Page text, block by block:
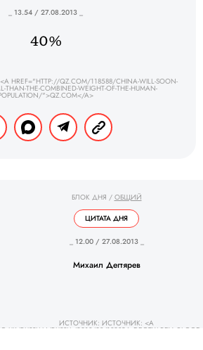
_ 13.54 / 27.08.2013 _
40%
QZ.COM/118588/CHINA-WILL-SOON-
THAN-THE-COMBINED-WEIGHT-OF-THE-HUMAN-
">QZ.COM</A>
БЛОК ДНЯ / ОБЩИЙ
ЦИТАТА ДНЯ
_ 12.00 / 27.08.2013 _
Михаил Дегтярев
ИСТОЧНИК: ИСТОЧНИК: <A
RUSSIAN/RUSSIA/2013/08/